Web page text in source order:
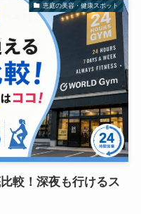
恵庭の美容・健康スポット
較！深夜も行けるス